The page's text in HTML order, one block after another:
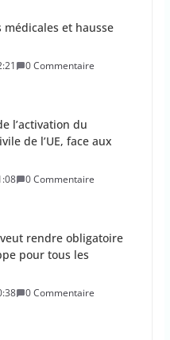
et hausse
0 Commentaire
l’activation du
de l’UE, face aux
0 Commentaire
rendre obligatoire
pour tous les
0 Commentaire